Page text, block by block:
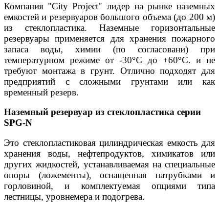
Компания "City Project" лидер на рынке наземных
емкостей и резервуаров большого объема (до 200 м)
из стеклопластика. Наземные горизонтальные
резервуары применяется для хранения пожарного
запаса воды, химии (по согласовани) при
температурном режиме от -30°C до +60°C. и не
требуют монтажа в грунт. Отлично подходят для
предприятий с сложными грунтами или как
временный резерв.
Наземный резервуар из стеклопластика серии
SPG-N
Это стеклопластиковая цилиндрическая емкость для
хранения воды, нефтепродуктов, химикатов или
других жидкостей, устанавливаемая на специальные
опоры (ложементы), оснащенная патрубками и
горловиной, и комплектуемая опциями типа
лестницы, уровнемера и подогрева.